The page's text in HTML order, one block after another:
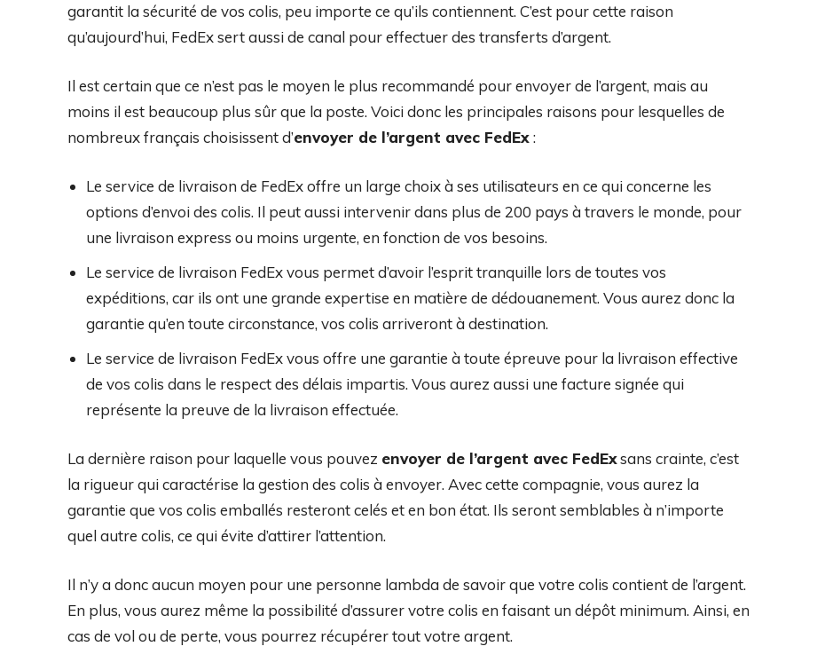
garantit la sécurité de vos colis, peu importe ce qu’ils contiennent. C’est pour cette raison
qu’aujourd’hui, FedEx sert aussi de canal pour effectuer des transferts d’argent.
Il est certain que ce n’est pas le moyen le plus recommandé pour envoyer de l’argent, mais au
moins il est beaucoup plus sûr que la poste. Voici donc les principales raisons pour lesquelles de
nombreux français choisissent d’envoyer de l’argent avec FedEx:
Le service de livraison de FedEx offre un large choix à ses utilisateurs en ce qui concerne les
options d’envoi des colis. Il peut aussi intervenir dans plus de 200 pays à travers le monde, pour
une livraison express ou moins urgente, en fonction de vos besoins.
Le service de livraison FedEx vous permet d’avoir l’esprit tranquille lors de toutes vos
expéditions, car ils ont une grande expertise en matière de dédouanement. Vous aurez donc la
garantie qu’en toute circonstance, vos colis arriveront à destination.
Le service de livraison FedEx vous offre une garantie à toute épreuve pour la livraison effective
de vos colis dans le respect des délais impartis. Vous aurez aussi une facture signée qui
représente la preuve de la livraison effectuée.
La dernière raison pour laquelle vous pouvez envoyer de l’argent avec FedExsans crainte, c’est
la rigueur qui caractérise la gestion des colis à envoyer. Avec cette compagnie, vous aurez la
garantie que vos colis emballés resteront celés et en bon état. Ils seront semblables à n’importe
quel autre colis, ce qui évite d’attirer l’attention.
Il n’y a donc aucun moyen pour une personne lambda de savoir que votre colis contient de l’argent.
En plus, vous aurez même la possibilité d’assurer votre colis en faisant un dépôt minimum. Ainsi, en
cas de vol ou de perte, vous pourrez récupérer tout votre argent.